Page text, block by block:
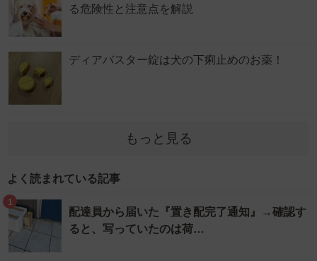
る危険性と注意点を解説
ディアバスター錠は犬の下痢止めのお薬！
もっと見る
よく読まれている記事
1
配達員から届いた『置き配完了通知』→確認す
ると、写っていたのは荷…